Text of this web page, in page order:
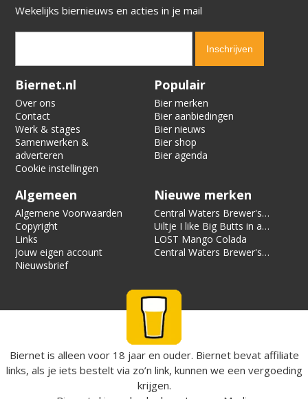
Wekelijks biernieuws en acties in je mail
Verification code:
Biernet.nl
Over ons
Contact
Werk & stages
Samenwerken &
adverteren
Cookie instellingen
Populair
Bier merken
Bier aanbiedingen
Bier nieuws
Bier shop
Bier agenda
Algemeen
Algemene Voorwaarden
Copyright
Links
Jouw eigen account
Nieuwsbrief
Nieuwe merken
Central Waters Brewer's
Reserve Pecan Kringle
Stout
Uiltje I like Big Butts in a
Can of Limes
LOST Mango Colada
Central Waters Brewer's
Biernet is alleen voor 18 jaar en ouder. Biernet bevat affiliate
links, als je iets bestelt via zo’n link, kunnen we een vergoeding
krijgen.